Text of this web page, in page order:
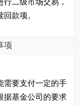
二级市场交易，
款项。
项
需要支付一定的手
据基金公司的要求